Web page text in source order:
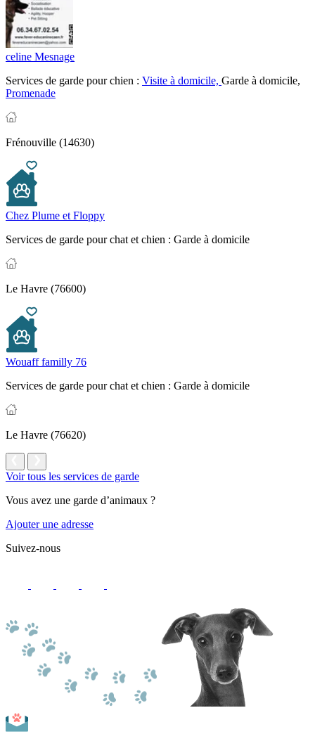
celine Mesnage
Services de garde pour chien : Visite à domicile, Garde à domicile,
Promenade
Frénouville (14630)
Chez Plume et Floppy
Services de garde pour chat et chien : Garde à domicile
Le Havre (76600)
Wouaff familly 76
Services de garde pour chat et chien : Garde à domicile
Le Havre (76620)
Voir tous les services de garde
Vous avez une garde d’animaux ?
Ajouter une adresse
Suivez-nous